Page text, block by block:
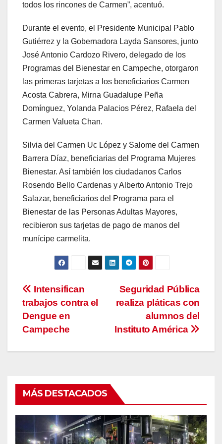
todos los rincones de Carmen”, acentuó.
Durante el evento, el Presidente Municipal Pablo
Gutiérrez y la Gobernadora Layda Sansores, junto
José Antonio Cardozo Rivero, delegado de los
Programas del Bienestar en Campeche, otorgaron
las primeras tarjetas a los beneficiarios Carmen
Acosta Cabrera, Mirna Guadalupe Peña
Domínguez, Yolanda Palacios Pérez, Rafaela del
Carmen Valueta Chan.
Silvia del Carmen Uc López y Salome del Carmen
Barrera Díaz, beneficiarias del Programa Mujeres
Bienestar. Así también los ciudadanos Carlos
Rosendo Bello Cardenas y Alberto Antonio Trejo
Salazar, beneficiarios del Programa para el
Bienestar de las Personas Adultas Mayores,
recibieron sus tarjetas de pago de manos del
munícipe carmelita.
Navegación
de
entradas
Seguridad Pública
realiza pláticas con
alumnos del
Instituto América
Intensifican
trabajos contra el
Dengue en
Campeche
MÁS DESTACADOS